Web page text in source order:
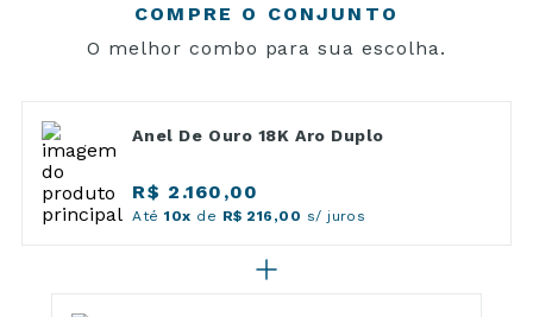
COMPRE O CONJUNTO
O melhor combo para sua escolha.
Anel De Ouro 18K Aro Duplo
R$ 2.160,00
Até10x de R$ 216,00 s/ juros